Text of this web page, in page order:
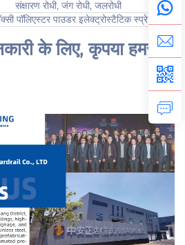
संक्षारण रोधी, जंग रोधी, जलरोधी
पॉलिएस्टर पाउडर इलेक्ट्रोस्टैटिक स्प्रे
के लिए, कृपया हमसे